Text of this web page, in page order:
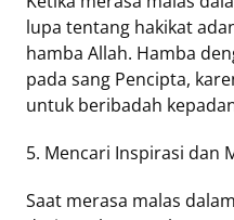
lupa tentang hakikat
hamba Allah. Hamba
pada sang Pencipta,
untuk beribadah
5. Mencari Inspirasi dan
Saat merasa malas